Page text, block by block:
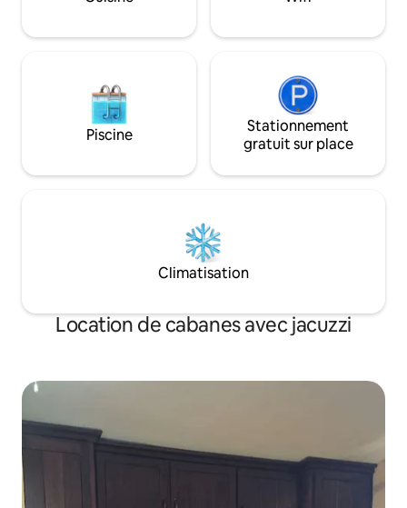
immergée dans la nature.
Piscine
Stationnement
gratuit sur place
Climatisation
Location de cabanes avec jacuzzi